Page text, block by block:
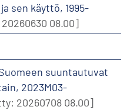
sen käyttö, 1995-
08.00]
suuntautuvat
2023M03-
20260708 08.00]